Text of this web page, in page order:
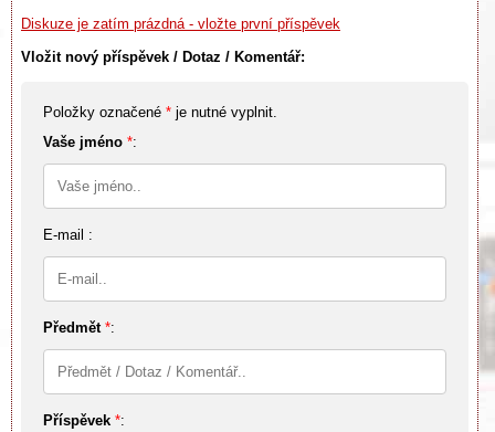
Diskuze je zatím prázdná - vložte první příspěvek
Vložit nový příspěvek / Dotaz / Komentář:
Položky označené * je nutné vyplnit.
Vaše jméno *:
E-mail :
Předmět *:
Příspěvek *: